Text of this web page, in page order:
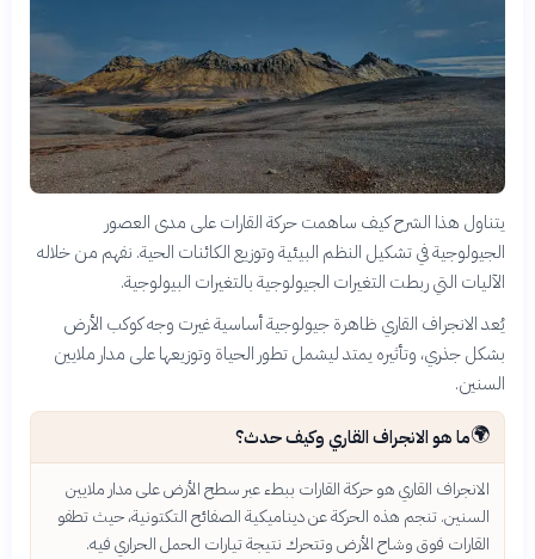
يتناول هذا الشرح كيف ساهمت حركة القارات على مدى العصور
الجيولوجية في تشكيل النظم البيئية وتوزيع الكائنات الحية. نفهم من خلاله
الآليات التي ربطت التغيرات الجيولوجية بالتغيرات البيولوجية.
يُعد الانجراف القاري ظاهرة جيولوجية أساسية غيرت وجه كوكب الأرض
بشكل جذري، وتأثيره يمتد ليشمل تطور الحياة وتوزيعها على مدار ملايين
السنين.
🌍ما هو الانجراف القاري وكيف حدث؟
الانجراف القاري هو حركة القارات ببطء عبر سطح الأرض على مدار ملايين
السنين. تنجم هذه الحركة عن ديناميكية الصفائح التكتونية، حيث تطفو
القارات فوق وشاح الأرض وتتحرك نتيجة تيارات الحمل الحراري فيه.